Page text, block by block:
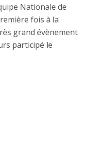
Nationale de
fois à la
grand évènement
participé le